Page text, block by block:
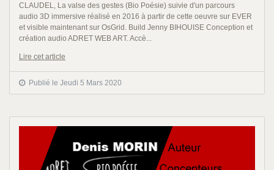
CLAUDEL, La valse des gestes (Bio Poésie) suivie d'un parcours
audio 3D immersive réalisé en 2016 à partir de cette oeuvre sur EVER
et visible maintenant sur OsGrid. Build Jenny BIHOUISE Conception et
création audio ADRET WEB ART. Accè...
Lire cet article
Publié le Jeudi 5 Mars 2020